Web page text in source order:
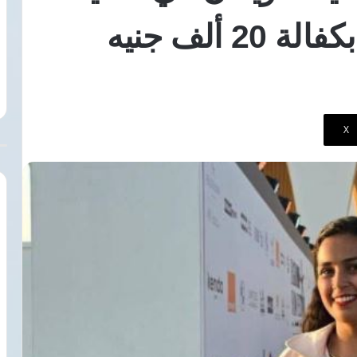
جنيه
‫X
جرائم انتحال
باقتراب
محمد
6 أغسطس، 2026
سيارة تجوب شوارع طرابزون احتفالًا
باقتراب انتقال محمد صلاح إلى